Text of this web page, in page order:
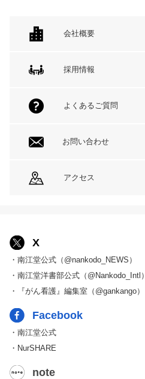
会社概要
採用情報
よくあるご質問
お問い合わせ
アクセス
X
・南江堂公式（@nankodo_NEWS）
・南江堂洋書部公式（@Nankodo_Intl）
・『がん看護』編集室（@gankango）
Facebook
・南江堂公式
・NurSHARE
note